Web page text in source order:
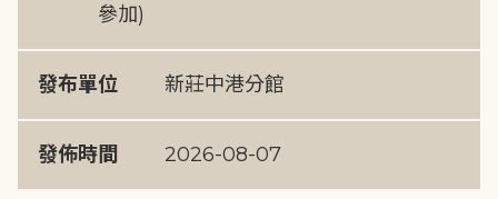
參加)
發布單位 新莊中港分館
發佈時間 2026-08-07